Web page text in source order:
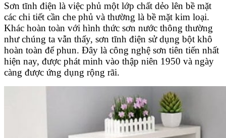
Sơn tĩnh điện là việc phủ một lớp chất dẻo lên bề mặt
các chi tiết cần che phủ và thường là bề mặt kim loại.
Khác hoàn toàn với hình thức sơn nước thông thường
như chúng ta vẫn thấy, sơn tĩnh điện sử dụng bột khô
hoàn toàn để phun. Đây là công nghệ sơn tiên tiến nhất
hiện nay, được phát minh vào thập niên 1950 và ngày
càng được ứng dụng rộng rãi.